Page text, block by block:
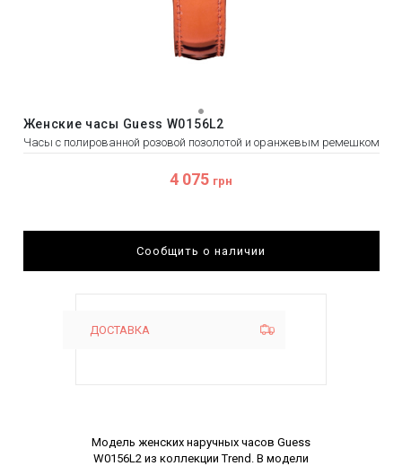
Женские часы Guess W0156L2
Часы с полированной розовой позолотой и оранжевым ремешком
4 075 грн
Сообщить о наличии
ДОСТАВКА
Описание
Модель женских наручных часов Guess
W0156L2 из коллекции Trend. В модели